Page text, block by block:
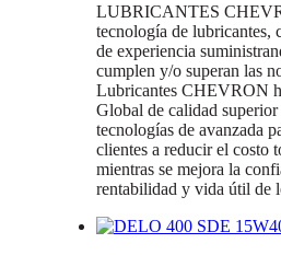
LUBRICANTES
tecnología de lubricantes,
de experiencia
cumplen y/o superan las
Lubricantes CHEVRON
Global de calidad superior
tecnologías de avanzada
clientes a reducir el costo
mientras se mejora la
rentabilidad y vida útil de